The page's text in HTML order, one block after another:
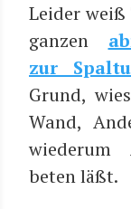
Lei­der
gan­zen
zur
Grund,
Wand,
wie­der­um
beten läßt.